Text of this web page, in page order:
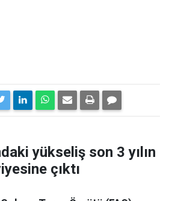
yükseliş son 3 yılın
çıktı